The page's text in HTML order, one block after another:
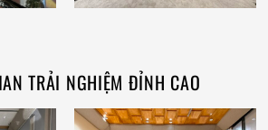
TRẢI NGHIỆM ĐỈNH CAO